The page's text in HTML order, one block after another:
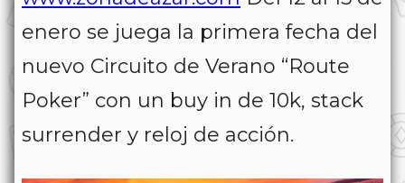
enero se juega la primera fecha del
nuevo Circuito de Verano “Route
Poker” con un buy in de 10k, stack
surrender y reloj de acción.